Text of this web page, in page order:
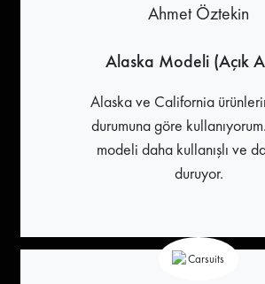
Ahmet Öztekin
Alaska Modeli (Açık
Alaska ve California
durumuna göre
modeli daha kullanışlı ve
duruyor.